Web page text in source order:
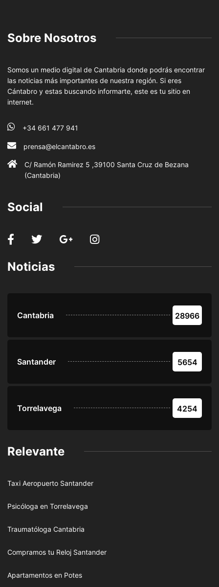
Sobre Nosotros
Somos un medio digital de Cantabria donde podrás encontrar
las noticias más importantes de nuestra región. Si eres
Cántabro y estas buscando informarte, este es tu sitio en
internet.
+34 661 477 941
prensa@elcantabro.es
C/ Ramón Ramirez 5 ,39100 Santa Cruz de Bezana
(Cantabria)
Social
Noticias
Cantabria 28966
Santander 5654
Torrelavega 4254
Relevante
Taxi Aeropuerto Santander
Psicóloga en Torrelavega
Traumatóloga Cantabria
Compramos tu Reloj Santander
Apartamentos en Potes